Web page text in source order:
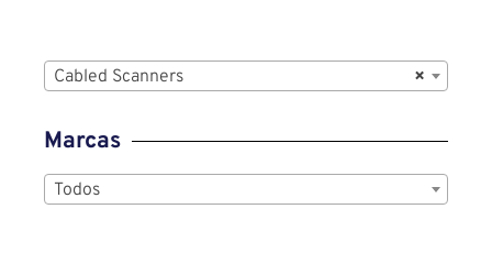
×
Cabled Scanners
Marcas
Todos